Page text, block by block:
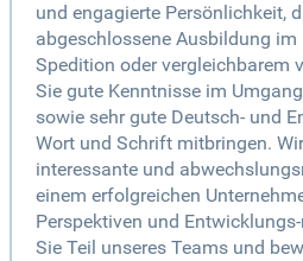
und engagierte Persönlichkeit,
abgeschlossene Ausbildung im
Spedition oder vergleichbarem
Sie gute Kenntnisse im
sowie sehr gute Deutsch- und
Wort und Schrift mitbringen.
interessante und
einem erfolgreichen
Perspektiven und
Sie Teil unseres Teams und